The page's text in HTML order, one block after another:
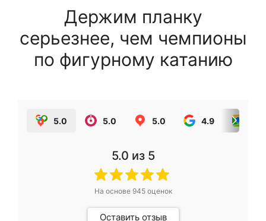
Держим планку
серьезнее, чем чемпионы
по фигурному катанию
5.0 5.0 5.0 4.9
5.0 из 5
На основе 945оценок
Оставить отзыв